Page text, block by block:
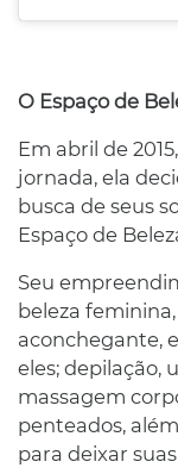
O Espaço de
Em abril de
jornada, ela
busca de seus
Espaço de
Seu
beleza
aconchegante,
eles; depilação,
massagem
penteados,
para deixar